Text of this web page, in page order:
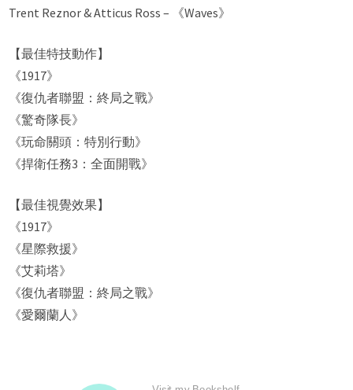
Trent Reznor & Atticus Ross – 《Waves》
【最佳特技動作】
《1917》
《復仇者聯盟：終局之戰》
《驚奇隊長》
《玩命關頭：特別行動》
《捍衛任務3：全面開戰》
【最佳視覺效果】
《1917》
《星際救援》
《艾莉塔》
《復仇者聯盟：終局之戰》
《愛爾蘭人》